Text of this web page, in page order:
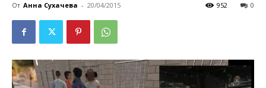
От Анна Сухачева - 20/04/2015 0
952